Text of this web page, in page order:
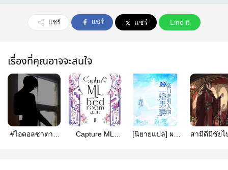
แชร์ แชร์ แชร์ Line it
เรื่องที่คุณอาจจะสนใจ
#ไอดอลซาตาน
Capture ML
[นิยายแปล] ผม
สามีดีมีชัยไ